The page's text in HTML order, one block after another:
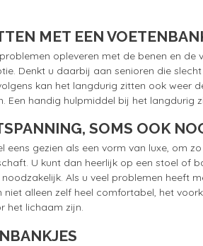
MET EEN
opleveren met de benen en
Denkt u daarbij aan senioren die
kan het langdurig zitten ook weer
Een handig hulpmiddel bij het langdurig
SOMS OOK
eens gezien als een vorm van luxe, om
U kunt dan heerlijk op een stoel of
Als u veel problemen heeft
niet alleen zelf heel comfortabel, het
het lichaam zijn.